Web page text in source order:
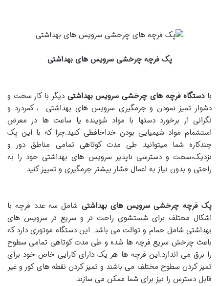
پک فرچه چرخشی سرویس های بهداشتی
بادستگاهفرچه های چرخشی سرویس بهداشتی دیگر با کار سخت و
دشوار تمیز نمودن و جرمگیری سرویس های بهداشتی ، کمردرد و
نگرانی از برخورد دستها با مواد شوینده یا ساعت ها در معرض
استشمام مواد شیمیایی بودن خداحافظی کنید.چرا که با این پک
چندکاره شما میتوانید طی مدت کوتاهی تمامی مناطق دور و
نزدیک،سخت و دسترسی ناپذیر سرویس های بهداشتی خود را به
راحتی و بدون نیاز به اعمال فشار بیشتر جرمگیری و تمییز کنید.
پک فرچه چرخشی سرویس های بهداشتی شامل سه عدد فرچه با
اشکال مختلف برای شستشوی راحت تر و سریع تر سرویس های
بهداشتی شامل حمام و توالت می باشد. این دستگاه موتوری دارد که
باعث چرخش سریع فرچه ها شده و طی مدت کوتاهی تمامی سطوح
را برق می اندازد.این فرچه ها هر یک دارای کارایی خاص خود برای
تمیز کردن سطوح مختلف می باشند و تمیز کردن نقطه های کور و غیر
قابل دسترس را نیز برای شما ممکن می سازند.